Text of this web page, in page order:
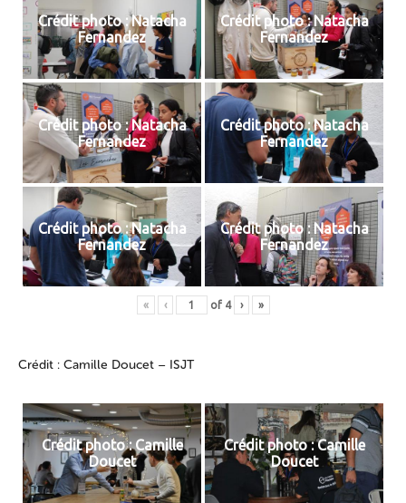
Crédit photo : Natacha
Fernandez
Crédit photo : Natacha
Fernandez
Crédit photo : Natacha
Fernandez
Crédit photo : Natacha
Fernandez
Crédit photo : Natacha
Fernandez
Crédit photo : Natacha
Fernandez
« ‹ of 4 › »
Crédit : Camille Doucet – ISJT
Crédit photo : Camille
Doucet
Crédit photo : Camille
Doucet